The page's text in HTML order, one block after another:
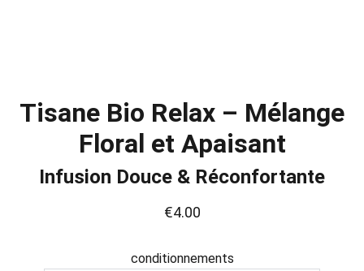
Tisane Bio Relax – Mélange
Floral et Apaisant
Infusion Douce & Réconfortante
€4.00
conditionnements